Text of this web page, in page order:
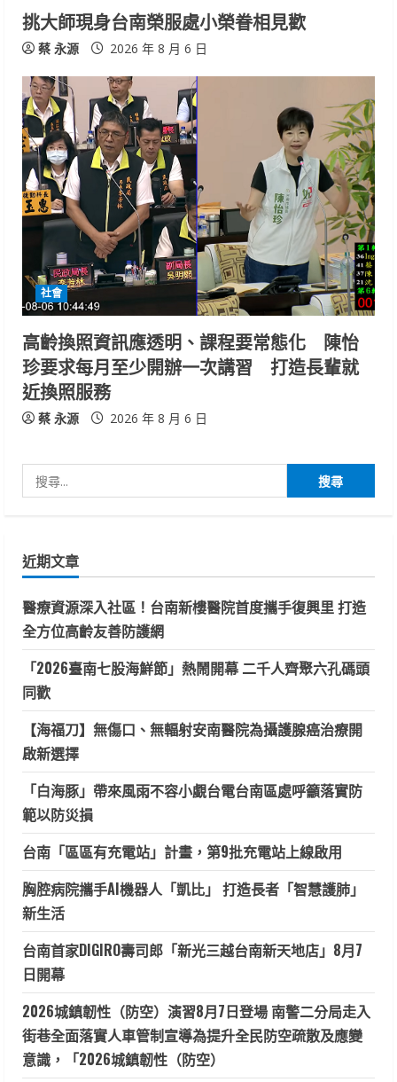
挑大師現身台南榮服處小榮眷相見歡
蔡 永源 2026 年 8 月 6 日
社會
高齡換照資訊應透明、課程要常態化 陳怡
珍要求每月至少開辦一次講習 打造長輩就
近換照服務
蔡 永源 2026 年 8 月 6 日
尋
字:
近期文章
醫療資源深入社區！台南新樓醫院首度攜手復興里 打造
全方位高齡友善防護網
「2026臺南七股海鮮節」熱鬧開幕 二千人齊聚六孔碼頭
同歡
【海福刀】無傷口、無輻射安南醫院為攝護腺癌治療開
啟新選擇
「白海豚」帶來風雨不容小覷台電台南區處呼籲落實防
範以防災損
台南「區區有充電站」計畫，第9批充電站上線啟用
胸腔病院攜手AI機器人「凱比」 打造長者「智慧護肺」
新生活
台南首家DIGIRO壽司郎「新光三越台南新天地店」8月7
日開幕
2026城鎮韌性（防空）演習8月7日登場 南警二分局走入
街巷全面落實人車管制宣導為提升全民防空疏散及應變
意識，「2026城鎮韌性（防空）